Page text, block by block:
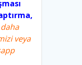
veya